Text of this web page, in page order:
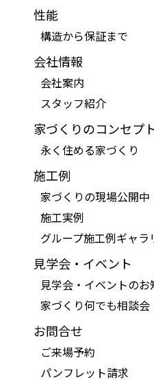
性能
構造から保証まで
会社情報
会社案内
スタッフ紹介
家づくりのコンセプ
永く住める家づくり
施工例
家づくりの現場公開中
施工実例
グループ施工例ギャラ
見学会・イベント
見学会・イベントのお
家づくり何でも相談会
お問合せ
ご来場予約
パンフレット請求